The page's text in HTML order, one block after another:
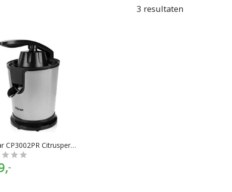
En met ook nog eens de juiste kleurselectie vind je de
3 resultaten
Tristar CP3002PR Citruspers RVS/Zwart
-